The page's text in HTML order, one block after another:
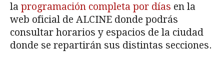
la programación completa por días en la
web oficial de ALCINE donde podrás
consultar horarios y espacios de la ciudad
donde se repartirán sus distintas secciones.